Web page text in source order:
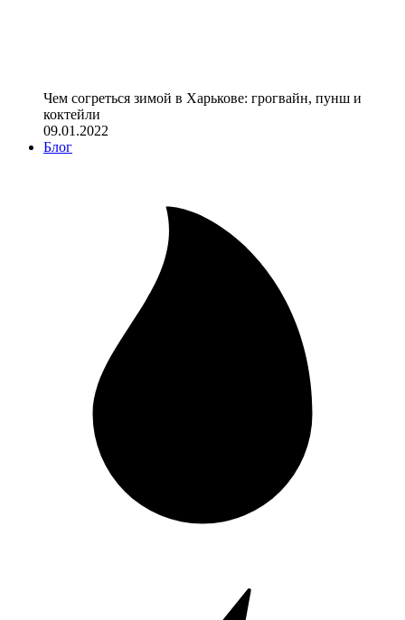
Чем согреться зимой в Харькове: грогвайн, пунш и
коктейли
09.01.2022
Блог